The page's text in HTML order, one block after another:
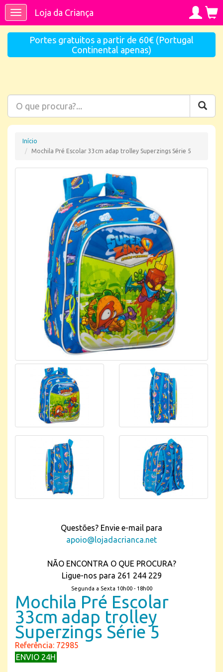
ToggleLoja da Criança
Portes gratuitos a partir de 60€ (Portugal
Continental apenas)
Início
Mochila Pré Escolar 33cm adap trolley Superzings Série 5
Questões? Envie e-mail para
apoio@lojadacrianca.net
NÃO ENCONTRA O QUE PROCURA?
Ligue-nos para 261 244 229
Segunda a Sexta 10h00 - 18h00
Mochila Pré Escolar
33cm adap trolley
Superzings Série 5
Referência: 72985
ENVIO 24H